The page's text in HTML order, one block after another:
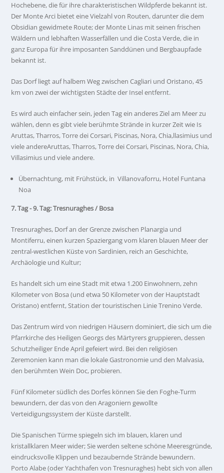
Hochebene, die für ihre charakteristischen Wildpferde bekannt ist.
Der Monte Arci bietet eine Vielzahl von Routen, darunter die dem
Obsidian gewidmete Route; der Monte Linas mit seinen frischen
Wäldern und lebhaften Wasserfällen und die Costa Verde, die in
ganz Europa für ihre imposanten Sanddünen und Bergbaupfade
bekannt ist.
Das Dorf liegt auf halbem Weg zwischen Cagliari und Oristano, 45
km von zwei der wichtigsten Städte der Insel entfernt.
Es wird auch einfacher sein, jeden Tag ein anderes Ziel am Meer zu
wählen, denn es gibt viele berühmte Strände in kurzer Zeit wie Is
Aruttas, Tharros, Torre dei Corsari, Piscinas, Nora, Chia,llasimius und
viele andereAruttas, Tharros, Torre dei Corsari, Piscinas, Nora, Chia,
Villasimius und viele andere.
Übernachtung, mit Frühstück, in Villanovaforru, Hotel Funtana
Noa
7. Tag - 9. Tag: Tresnuraghes / Bosa
Tresnuraghes, Dorf an der Grenze zwischen Planargia und
Montiferru, einen kurzen Spaziergang vom klaren blauen Meer der
zentral-westlichen Küste von Sardinien, reich an Geschichte,
Archäologie und Kultur;
Es handelt sich um eine Stadt mit etwa 1.200 Einwohnern, zehn
Kilometer von Bosa (und etwa 50 Kilometer von der Hauptstadt
Oristano) entfernt, Station der touristischen Linie Trenino Verde.
Das Zentrum wird von niedrigen Häusern dominiert, die sich um die
Pfarrkirche des Heiligen Georgs des Märtyrers gruppieren, dessen
Schutzheiliger Ende April gefeiert wird. Bei den religiösen
Zeremonien kann man die lokale Gastronomie und den Malvasia,
den berühmten Wein Doc, probieren.
Fünf Kilometer südlich des Dorfes können Sie den Foghe-Turm
bewundern, der das von den Aragoniern gewollte
Verteidigungssystem der Küste darstellt.
Die Spanischen Türme spiegeln sich im blauen, klaren und
kristallklaren Meer wider; Sie werden seltene schöne Meeresgründe,
eindrucksvolle Klippen und bezaubernde Strände bewundern.
Porto Alabe (oder Yachthafen von Tresnuraghes) hebt sich von allen